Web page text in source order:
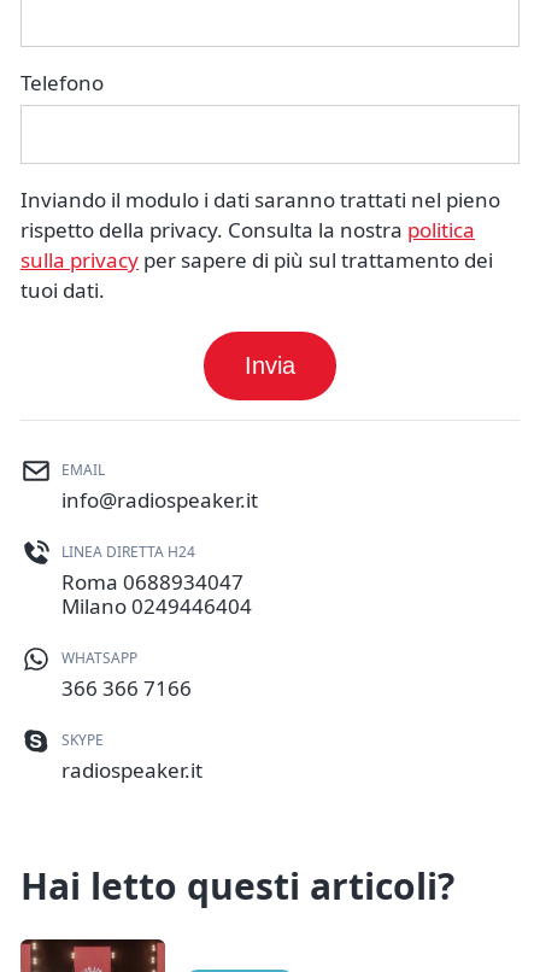
Telefono
Inviando il modulo i dati saranno trattati nel pieno
rispetto della privacy. Consulta la nostra politica
sulla privacy per sapere di più sul trattamento dei
tuoi dati.
Invia
EMAIL
info@radiospeaker.it
LINEA DIRETTA H24
Roma 0688934047
Milano0249446404
WHATSAPP
366 366 7166
SKYPE
radiospeaker.it
Hai letto questi articoli?